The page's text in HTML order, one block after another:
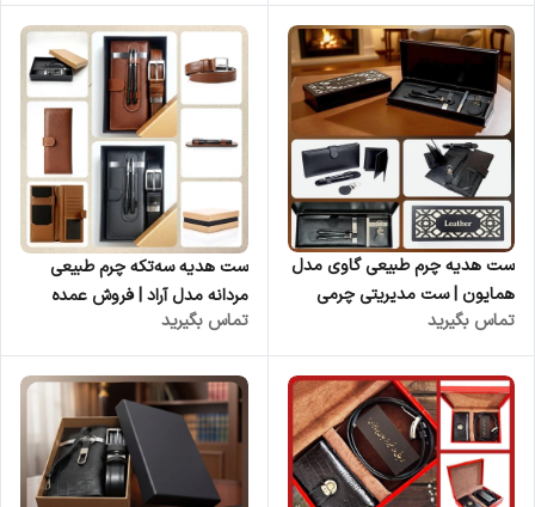
مدیریتی چرمی لوکس عمده
ست هدیه چرم طبیعی گاوی مدل
همایون | ست مدیریتی چرمی
لوکس عمده
تماس بگیرید
ست هدیه سه‌تکه چرم طبیعی
مردانه مدل آراد | فروش عمده
تولیدی چرم کوروش
تماس بگیرید